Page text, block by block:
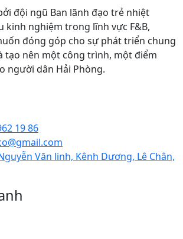
đội ngũ Ban lãnh đạo trẻ nhiệt
kinh nghiệm trong lĩnh vực F&B,
đóng góp cho sự phát triển chung
tạo nên một công trình, một điểm
người dân Hải Phòng.
19 86
Văn linh, Kênh Dương, Lê Chân,